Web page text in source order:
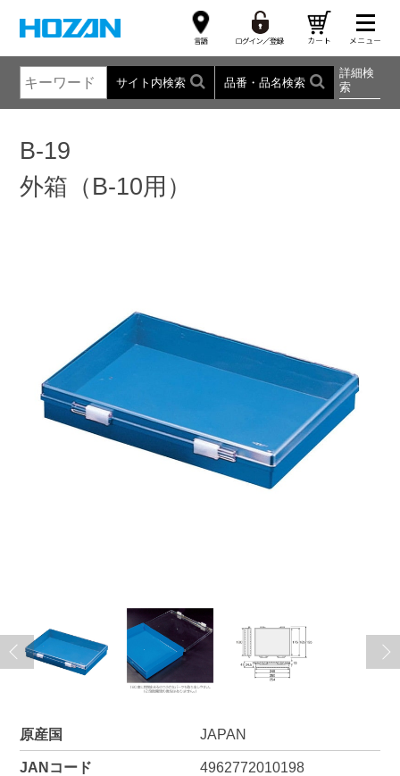
サイト内検索 品番・品名検索
詳細検
索
B-19
外箱（B-10用）
原産国 JAPAN
JANコード 4962772010198